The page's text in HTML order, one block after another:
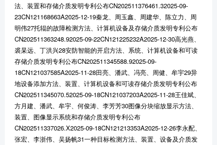
法、装置和存储介质发明专利公布CN202511376461.32025-09-
23CN121168663A2025-12-19秦龙、周玉鑫、周建华、陈立力、周
明伟27托辊的故障检测方法、计算机设备及存储介质发明专利公布
CN202511363248.92025-09-22CN121225232A2025-12-30高光燕、
裘杲远、丁洪兴28安防智能的开启方法、系统、计算机设备和可读
存储介质发明专利公布CN202511345588.92025-09-
18CN121037585A2025-11-28田亮、潘武、冯亮、周健、牟宇29异
地设备添加方法、装置、计算机设备和可读存储介质发明专利公布
CN202511345070.52025-09-18CN121037203A2025-11-28王佳斌、
方月建、潘武、牟宇、何俊涛、李芳芳30图像分块缩放显示方法、
装置、图像显示系统和存储介质发明专利公布
CN202511337026.X2025-09-18CN121213353A2025-12-26李永配、
张宏、李浙伟、吴扬帆31一种目标检测方法、装置、设备及介质发